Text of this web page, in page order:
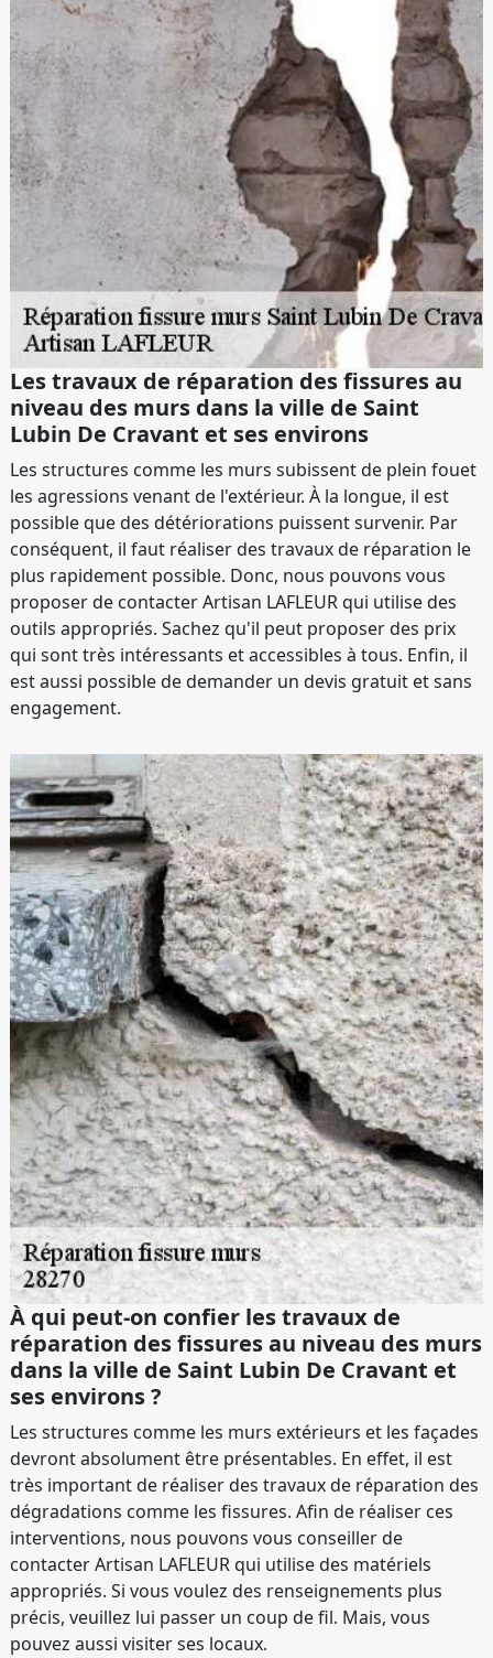
Les travaux de réparation des fissures au
niveau des murs dans la ville de Saint
Lubin De Cravant et ses environs
Les structures comme les murs subissent de plein fouet
les agressions venant de l'extérieur. À la longue, il est
possible que des détériorations puissent survenir. Par
conséquent, il faut réaliser des travaux de réparation le
plus rapidement possible. Donc, nous pouvons vous
proposer de contacter Artisan LAFLEUR qui utilise des
outils appropriés. Sachez qu'il peut proposer des prix
qui sont très intéressants et accessibles à tous. Enfin, il
est aussi possible de demander un devis gratuit et sans
engagement.
À qui peut-on confier les travaux de
réparation des fissures au niveau des murs
dans la ville de Saint Lubin De Cravant et
ses environs ?
Les structures comme les murs extérieurs et les façades
devront absolument être présentables. En effet, il est
très important de réaliser des travaux de réparation des
dégradations comme les fissures. Afin de réaliser ces
interventions, nous pouvons vous conseiller de
contacter Artisan LAFLEUR qui utilise des matériels
appropriés. Si vous voulez des renseignements plus
précis, veuillez lui passer un coup de fil. Mais, vous
pouvez aussi visiter ses locaux.